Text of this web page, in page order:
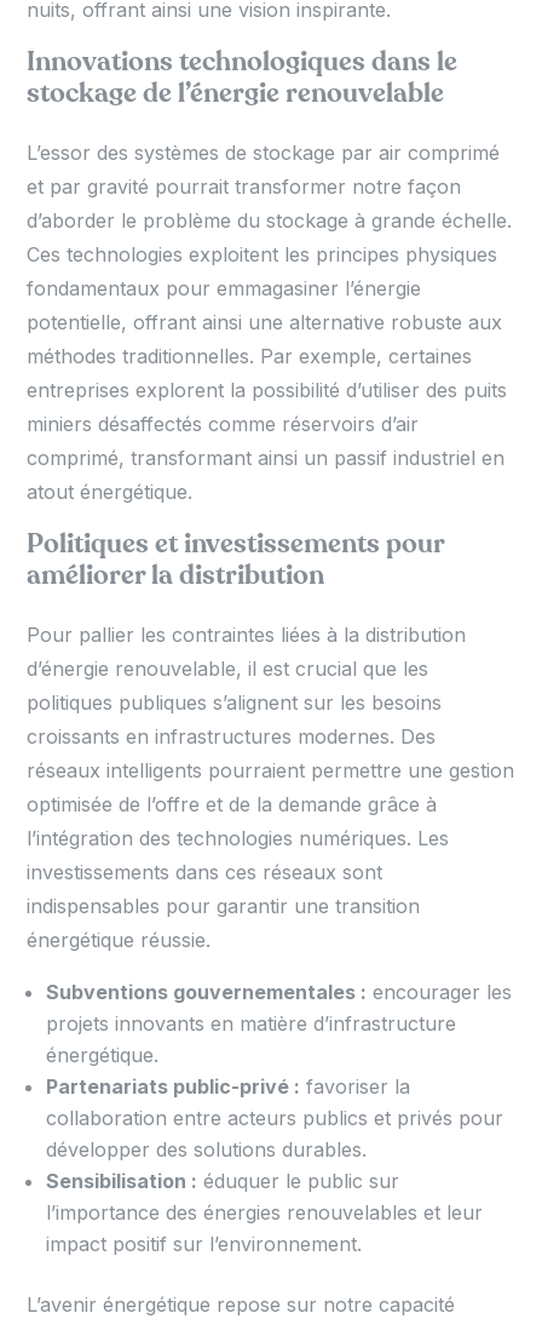
nuits, offrant ainsi une vision inspirante.
Innovations technologiques dans le
stockage de l’énergie renouvelable
L’essor des systèmes de stockage par air comprimé
et par gravité pourrait transformer notre façon
d’aborder le problème du stockage à grande échelle.
Ces technologies exploitent les principes physiques
fondamentaux pour emmagasiner l’énergie
potentielle, offrant ainsi une alternative robuste aux
méthodes traditionnelles. Par exemple, certaines
entreprises explorent la possibilité d’utiliser des puits
miniers désaffectés comme réservoirs d’air
comprimé, transformant ainsi un passif industriel en
atout énergétique.
Politiques et investissements pour
améliorer la distribution
Pour pallier les contraintes liées à la distribution
d’énergie renouvelable, il est crucial que les
politiques publiques s’alignent sur les besoins
croissants en infrastructures modernes. Des
réseaux intelligents pourraient permettre une gestion
optimisée de l’offre et de la demande grâce à
l’intégration des technologies numériques. Les
investissements dans ces réseaux sont
indispensables pour garantir une transition
énergétique réussie.
Subventions gouvernementales : encourager les
projets innovants en matière d’infrastructure
énergétique.
Partenariats public-privé : favoriser la
collaboration entre acteurs publics et privés pour
développer des solutions durables.
Sensibilisation : éduquer le public sur
l’importance des énergies renouvelables et leur
impact positif sur l’environnement.
L’avenir énergétique repose sur notre capacité